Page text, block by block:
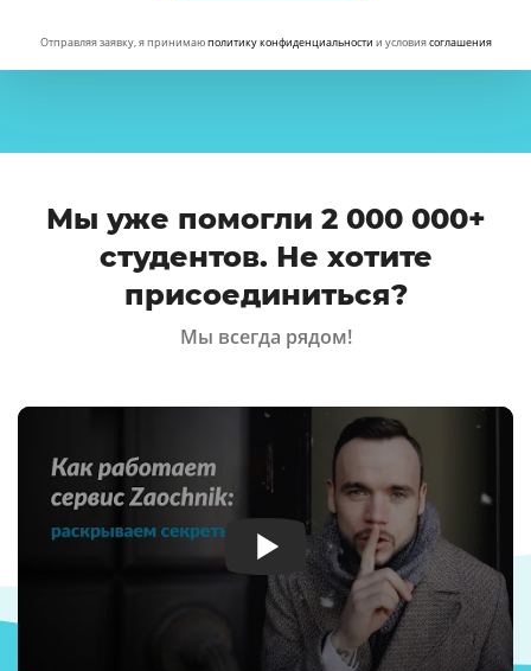
Отправляя заявку, я принимаюполитику конфиденциальности и условиясоглашения
Мы уже помогли 2 000 000+
студентов. Не хотите
присоединиться?
Мы всегда рядом!